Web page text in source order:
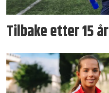
Tilbake etter 15 år